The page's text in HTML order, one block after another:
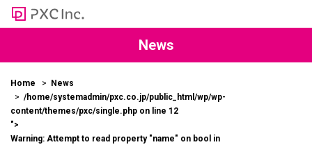
News
Home
News
/home/systemadmin/pxc.co.jp/public_html/wp/wp-
content/themes/pxc/single.php on line 12
">
Warning: Attempt to read property "name" on bool in